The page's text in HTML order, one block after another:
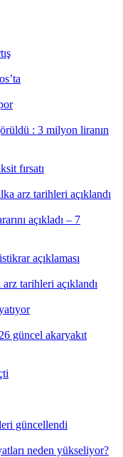
: 3 milyon liranın
fırsatı
arz tarihleri açıklandı
açıkladı – 7
açıklaması
tarihleri açıklandı
güncel akaryakıt
güncellendi
neden yükseliyor?